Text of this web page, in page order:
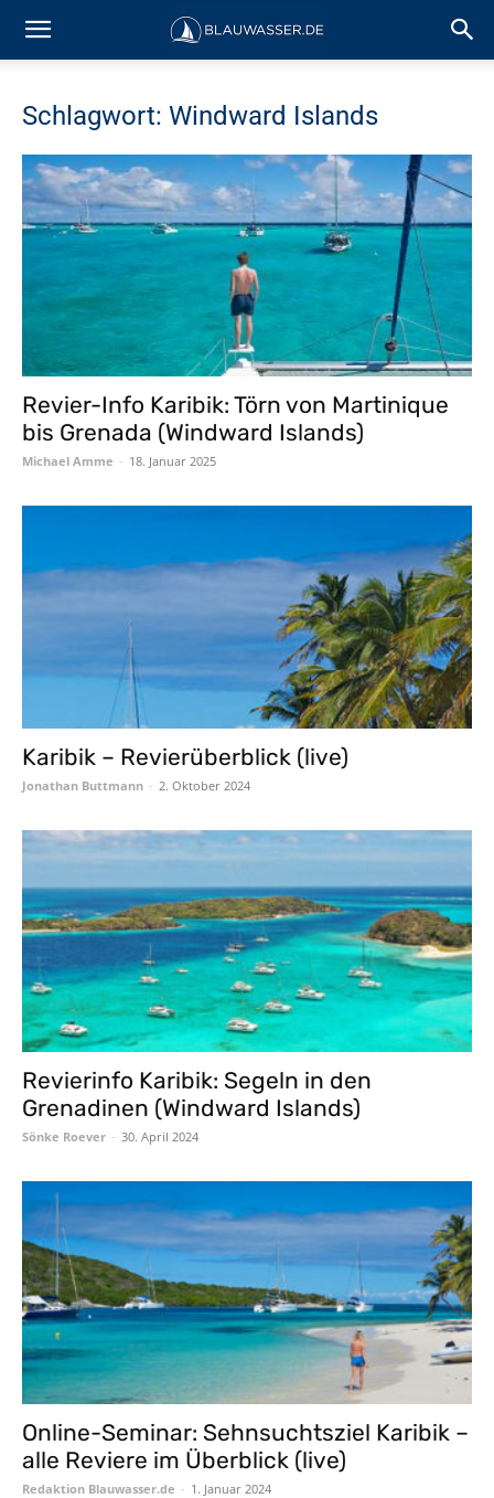
Schlagwort: Windward Islands
Revier-Info Karibik: Törn von Martinique
bis Grenada (Windward Islands)
Michael Amme - 18. Januar 2025
Karibik – Revierüberblick (live)
Jonathan Buttmann - 2. Oktober 2024
Revierinfo Karibik: Segeln in den
Grenadinen (Windward Islands)
Sönke Roever - 30. April 2024
Online-Seminar: Sehnsuchtsziel Karibik –
alle Reviere im Überblick (live)
Redaktion Blauwasser.de - 1. Januar 2024